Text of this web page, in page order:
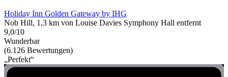
Holiday Inn Golden Gateway by IHG
Nob Hill, 1,3 km von Louise Davies Symphony Hall entfernt
9,0/10
Wunderbar
(6.126 Bewertungen)
„Perfekt“